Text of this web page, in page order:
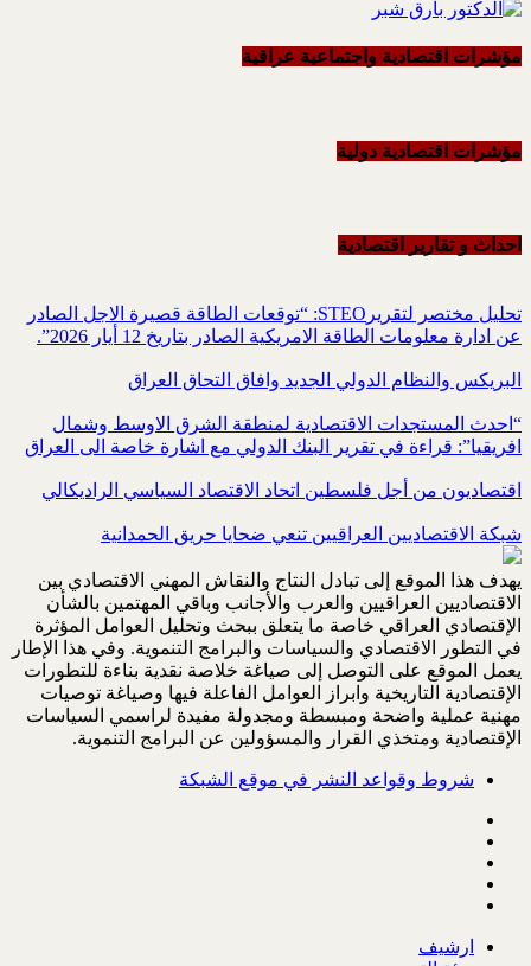
مؤشرات اقتصادية واجتماعية عراقية
مؤشرات اقتصادية دولية
احداث و تقاریر اقتصادیة
تحليل مختصر لتقريرSTEO‏: “توقعات الطاقة قصيرة الاجل الصادر
عن ادارة معلومات الطاقة الامريكية ‏الصادر بتاريخ 12 أيار 2026”.‏
البريكس والنظام الدولي الجديد وافاق التحاق العراق
“احدث المستجدات الاقتصادية لمنطقة الشرق الاوسط وشمال
افريقيا”: قراءة في تقرير البنك الدولي مع اشارة خاصة الى العراق
اقتصاديون من أجل فلسطين اتحاد الاقتصاد السياسي الراديكالي
شبكة الاقتصاديين العراقيين تنعي ضحايا حريق الحمدانية
يهدف هذا الموقع إلى تبادل النتاج والنقاش المهني الاقتصادي بين
الاقتصاديين العراقيين والعرب والأجانب وباقي المهتمين بالشأن
الإقتصادي العراقي خاصة ما يتعلق ببحث وتحليل العوامل المؤثرة
في التطور الاقتصادي والسياسات والبرامج التنموية. وفي هذا الإطار
يعمل الموقع على التوصل إلى صياغة خلاصة نقدية بناءة للتطورات
الإقتصادية التاريخية وابراز العوامل الفاعلة فيها وصياغة توصيات
مهنية عملية واضحة ومبسطة ومجدولة مفيدة لراسمي السياسات
الإقتصادية ومتخذي القرار والمسؤولين عن البرامج التنموية.
شروط وقواعد النشر في موقع الشبكة
ارشيف